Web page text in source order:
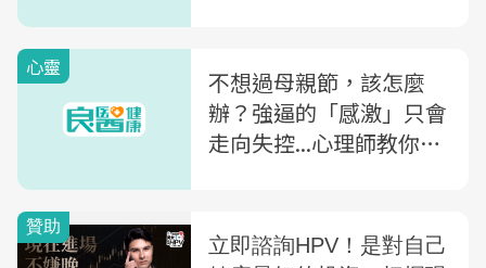
心靈
不想過母親節，該怎麼
辦？強逼的「感激」只會
走向失控...心理師教你